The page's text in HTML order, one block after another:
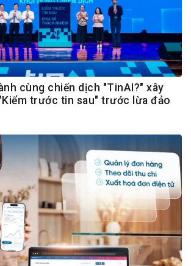
cùng chiến dịch "TinAI?" xây
trước tin sau" trước lừa đảo